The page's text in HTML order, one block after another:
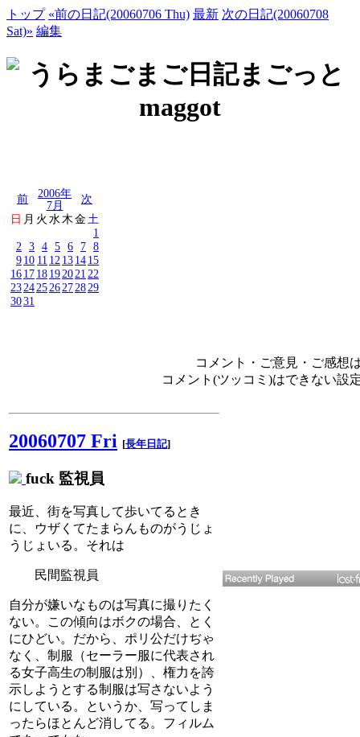
トップ «前の日記(20060706 Thu) 最新 次の日記(20060708
Sat)» 編集
前
2006年
7月
次
日 月 火 水 木金 土
1
2
3 4 5 6 7 8
910 11 12 131415
161718192021 22
23242526272829
3031
コメント・ご意見・ご感想
コメント(ツッコミ)はできない設
20060707 Fri [長年日記]
fuck 監視員
最近、街を写真して歩いてるとき
に、ウザくてたまらんものがうじょ
うじょいる。それは
民間監視員
自分が嫌いなものは写真に撮りたく
ない。この傾向はボクの場合、とく
にひどい。だから、ポリ公だけぢゃ
なく、制服（セーラー服に代表され
る女子高生の制服は別）、権力を誇
示しようとする制服は写さないよう
にしている。というか、写ってしま
ったらほとんど消してる。フィルム